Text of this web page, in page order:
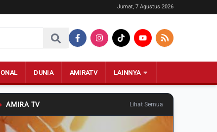
Jumat, 7 Agustus 2026
DUNIA AMIRATV LAINNYA
AMIRA TV Lihat Semua